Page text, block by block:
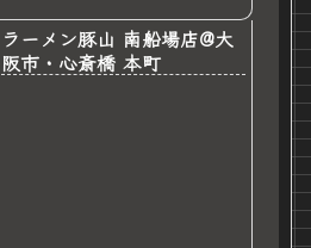
ラーメン豚山 南船場店@大
阪市・心斎橋 本町